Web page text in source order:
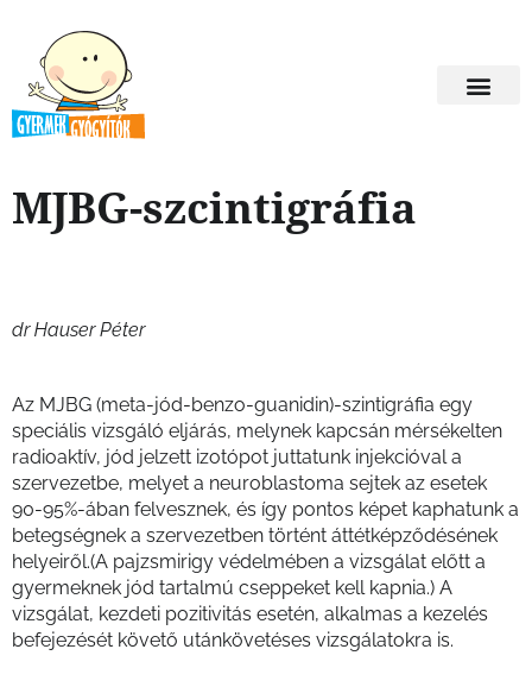
MJBG-szcintigráfia
dr Hauser Péter
Az MJBG (meta-jód-benzo-guanidin)-szintigráfia egy
speciális vizsgáló eljárás, melynek kapcsán mérsékelten
radioaktív, jód jelzett izotópot juttatunk injekcióval a
szervezetbe, melyet a neuroblastoma sejtek az esetek
90-95%-ában felvesznek, és így pontos képet kaphatunk a
betegségnek a szervezetben történt áttétképződésének
helyeiről.(A pajzsmirigy védelmében a vizsgálat előtt a
gyermeknek jód tartalmú cseppeket kell kapnia.) A
vizsgálat, kezdeti pozitivitás esetén, alkalmas a kezelés
befejezését követő utánkövetéses vizsgálatokra is.